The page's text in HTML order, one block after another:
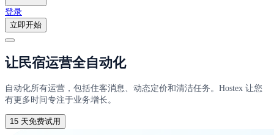
登录
立即开始
让民宿运营全自动化
自动化所有运营，包括住客消息、动态定价和清洁任务。Hostex 让您
有更多时间专注于业务增长。
15 天免费试用